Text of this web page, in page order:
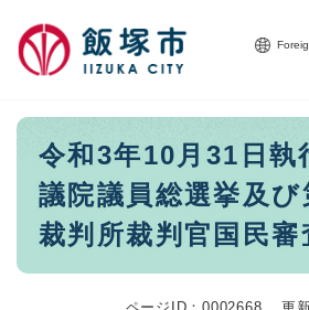
本
令和3年10月31日執
議院議員総選挙及
裁判所裁判官国民審